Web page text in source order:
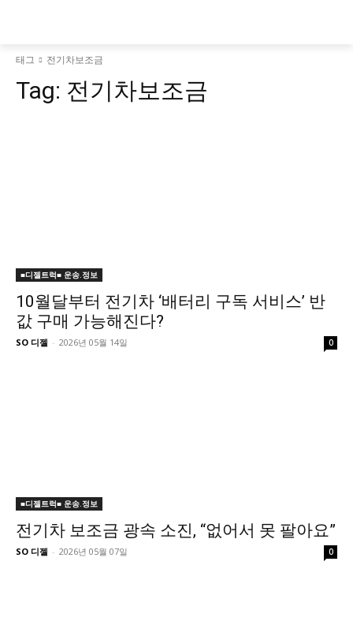
태그 전기차보조금
Tag: 전기차보조금
■디젤트럭■ 운송.정보
10월달부터 전기차 ‘배터리 구독 서비스’ 반
값 구매 가능해진다?
SO 디젤 - 2026년 05월 14일 0
■디젤트럭■ 운송.정보
전기차 보조금 광속 소진, “없어서 못 팔아요”
SO 디젤 - 2026년 05월 07일 0